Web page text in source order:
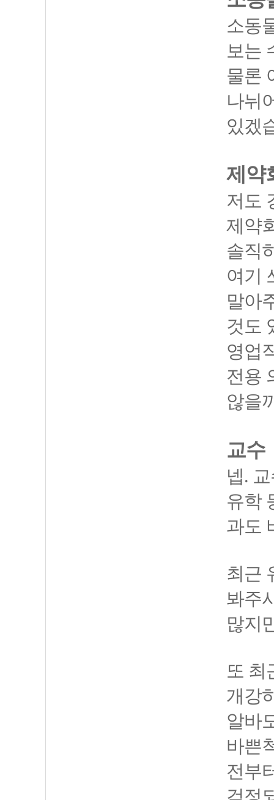
소동
보는
물론
나뉘
있겠
제약
저도
제약
솔직
여기
말아
것도
영업
전용
않을
교수
넵.
유학
과도
최근
봐주
많지
또 최
개강
알바
바쁜
전부